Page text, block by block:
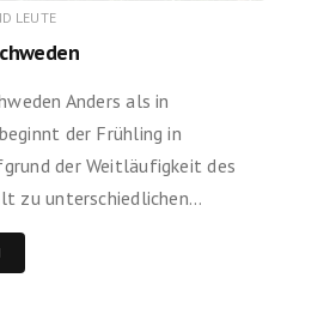
LEUTE
Anders als in
der Frühling in
der Weitläufigkeit des
zu unterschiedlichen…